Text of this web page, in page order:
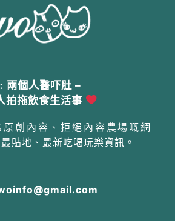
個人醫吓肚 –
拍拖飲食生活事
創內容、拒絕內容農場嘅網
貼地、最新吃喝玩樂資訊。